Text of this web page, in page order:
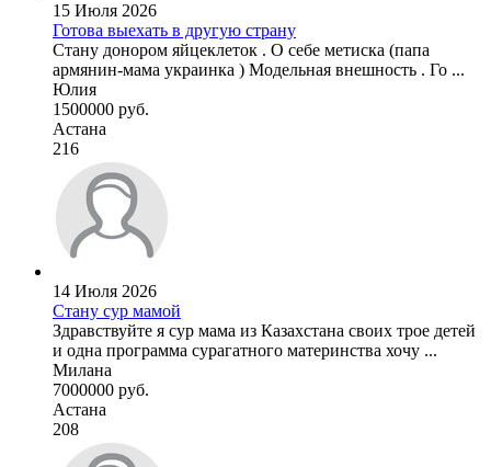
15 Июля 2026
Готова выехать в другую страну
Стану донором яйцеклеток . О себе метиска (папа
армянин-мама украинка ) Модельная внешность . Го ...
Юлия
1500000 руб.
Астана
216
14 Июля 2026
Стану сур мамой
Здравствуйте я сур мама из Казахстана своих трое детей
и одна программа сурагатного материнства хочу ...
Милана
7000000 руб.
Астана
208